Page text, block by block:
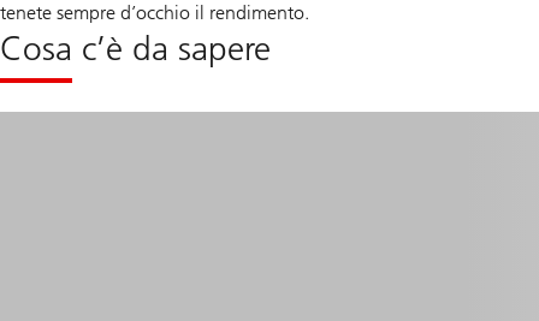
tenete sempre d’occhio il rendimento.
Cosa c’è da sapere